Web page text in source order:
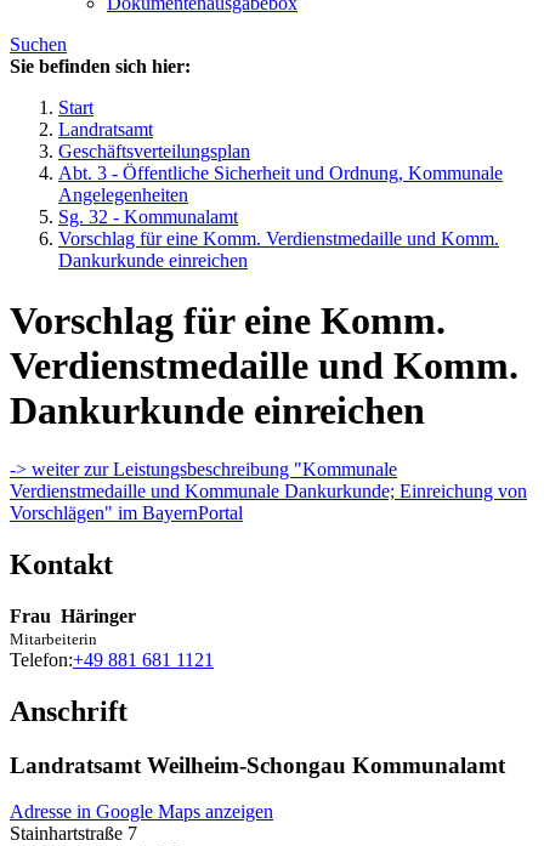
Suchen
Sie befinden sich hier:
Start
Landratsamt
Geschäftsverteilungsplan
Abt. 3 - Öffentliche Sicherheit und Ordnung, Kommunale
Angelegenheiten
Sg. 32 - Kommunalamt
Vorschlag für eine Komm. Verdienstmedaille und Komm.
Dankurkunde einreichen
Vorschlag für eine Komm.
Verdienstmedaille und Komm.
Dankurkunde einreichen
-> weiter zur Leistungsbeschreibung "Kommunale
Verdienstmedaille und Kommunale Dankurkunde; Einreichung von
Vorschlägen" im BayernPortal
Kontakt
Frau Häringer
Mitarbeiterin
Telefon:+49 881 681 1121
Anschrift
Landratsamt Weilheim-Schongau Kommunalamt
Adresse in Google Maps anzeigen
Stainhartstraße 7